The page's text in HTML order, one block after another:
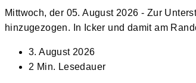
Mittwoch, der 05. August 2026 - Zur
hinzugezogen. In Icker und damit am
Beitrag
veröffentlicht:
3. August 2026
Lesedauer:
2 Min. Lesedauer